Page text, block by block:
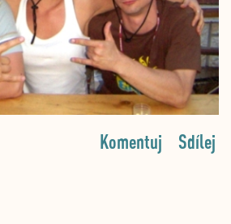
Sdílej
Komentuj